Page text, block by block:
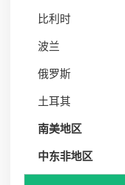
比利时
波兰
俄罗斯
土耳其
南美地区
中东非地区